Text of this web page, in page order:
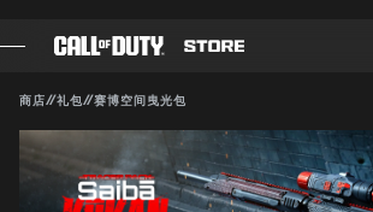
游戏
战斗通行证
商店//礼包//赛博空间曳光包
兼容对象：
确认购买